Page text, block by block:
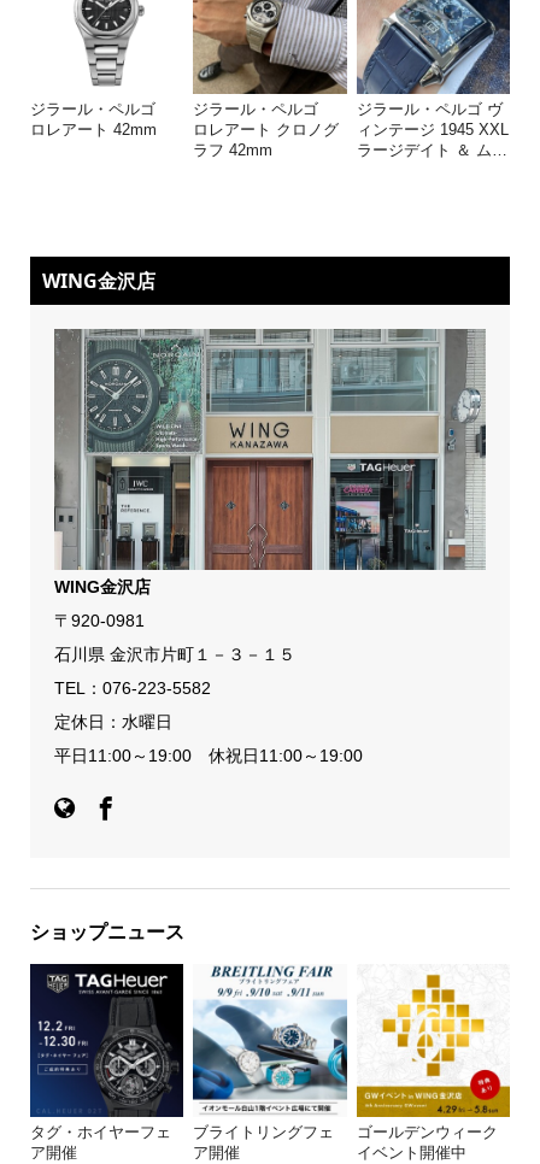
ジラール・ペルゴ
ロレアート 42mm
ジラール・ペルゴ
ロレアート クロノグ
ラフ 42mm
ジラール・ペルゴ ヴ
ィンテージ 1945 XXL
ラージデイト ＆ ム
WING金沢店
WING金沢店
〒920-0981
石川県 金沢市片町１－３－１５
TEL： 076-223-5582
定休日：水曜日
平日11:00～19:00 休祝日11:00～19:00
ショップニュース
タグ・ホイヤーフェ
ア開催
ブライトリングフェ
ア開催
ゴールデンウィーク
イベント開催中